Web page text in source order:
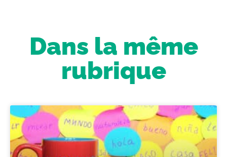
Dans la même
rubrique